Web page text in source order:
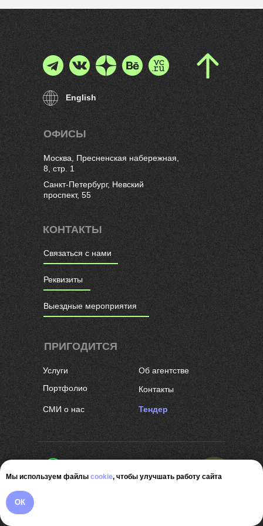
личный бренд
English
Связаться с нами
Реквизиты
Выездные мероприятия
КОНТАКТЫ
Услуги
Портфолио
Об агентстве
СМИ о нас
ПРИГОДИТСЯ
Контакты
Тендер
ОФИСЫ
Москва, Пресненская набережная,
8, стр. 1
Санкт-Петербург, Невский
проспект, 55
Написать в Telegram
Мы используем файлы cookie, чтобы улучшать работу сайта
ОК